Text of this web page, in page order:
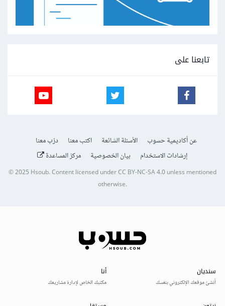
تابعنا على
عن أكاديمية حسوب الأسئلة الشائعة اكتب معنا
درّب معنا
إرشادات الاستخدام
بيان الخصوصية مركز المساعدة
© 2025Hsoub.Content licensed underCC BY-NC-SA 4.0unless mentioned
otherwise.